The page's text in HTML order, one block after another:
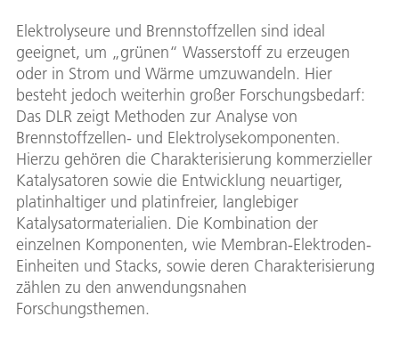
Elektrolyseure und Brennstoffzellen sind ideal
geeignet, um „grünen“ Wasserstoff zu erzeugen
oder in Strom und Wärme umzuwandeln. Hier
besteht jedoch weiterhin großer Forschungsbedarf:
Das DLR zeigt Methoden zur Analyse von
Brennstoffzellen- und Elektrolysekomponenten.
Hierzu gehören die Charakterisierung kommerzieller
Katalysatoren sowie die Entwicklung neuartiger,
platinhaltiger und platinfreier, langlebiger
Katalysatormaterialien. Die Kombination der
einzelnen Komponenten, wie Membran-Elektroden-
Einheiten und Stacks, sowie deren Charakterisierung
zählen zu den anwendungsnahen
Forschungsthemen.